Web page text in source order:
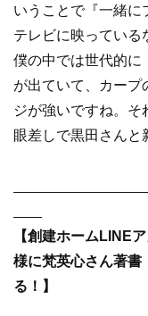
いうことで『一緒に
テレビに映っている
僕の中では世代的に
が出ていて、カープ
ジが強いですね。
眼差しで黒田さんと
【創建ホームLINE
様に梵英心さん著書
る！】